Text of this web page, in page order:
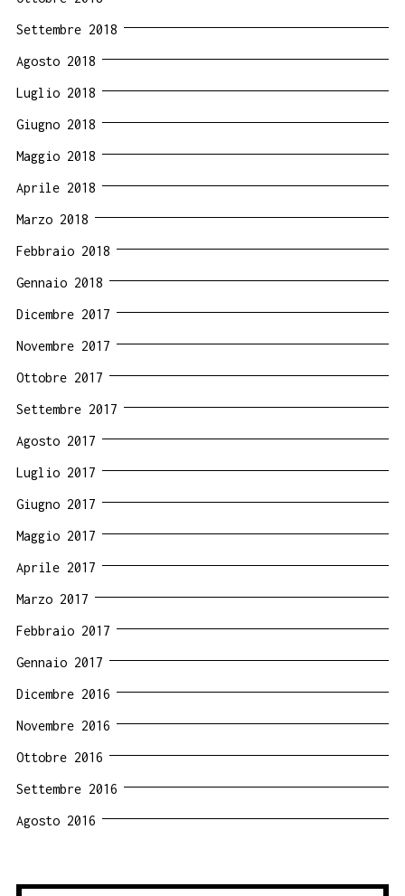
Settembre 2018
Agosto 2018
Luglio 2018
Giugno 2018
Maggio 2018
Aprile 2018
Marzo 2018
Febbraio 2018
Gennaio 2018
Dicembre 2017
Novembre 2017
Ottobre 2017
Settembre 2017
Agosto 2017
Luglio 2017
Giugno 2017
Maggio 2017
Aprile 2017
Marzo 2017
Febbraio 2017
Gennaio 2017
Dicembre 2016
Novembre 2016
Ottobre 2016
Settembre 2016
Agosto 2016